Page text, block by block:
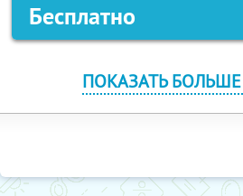
Бесплатно
ПОКАЗАТЬ